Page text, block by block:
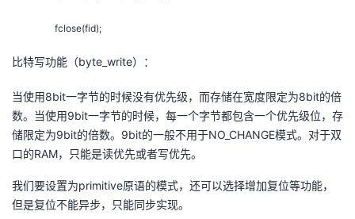
fclose(fid);
比特写功能（byte_write）：
当使用8bit一字节的时候没有优先级，而存储在宽度限定为8bit的倍
数。当使用9bit一字节的时候，每一个字节都包含一个优先级位，存
储限定为9bit的倍数。9bit的一般不用于NO_CHANGE模式。对于双
口的RAM，只能是读优先或者写优先。
我们要设置为primitive原语的模式，还可以选择增加复位等功能，
但是复位不能异步，只能同步实现。